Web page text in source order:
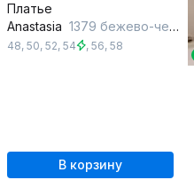
Платье
Anastasia 1379 бежево-черный
48, 50, 52, 54 , 56, 58
В корзину